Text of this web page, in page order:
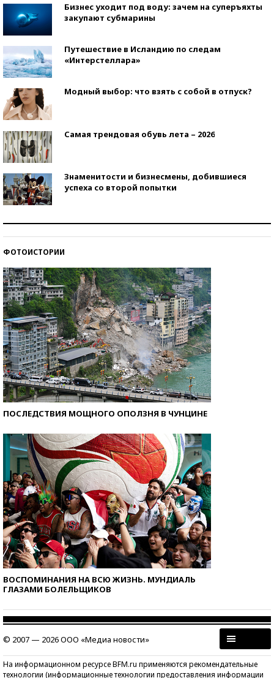
Бизнес уходит под воду: зачем на суперъяхты
закупают субмарины
Путешествие в Исландию по следам
«Интерстеллара»
Модный выбор: что взять с собой в отпуск?
Самая трендовая обувь лета – 2026
Знаменитости и бизнесмены, добившиеся
успеха со второй попытки
ФОТОИСТОРИИ
ПОСЛЕДСТВИЯ МОЩНОГО ОПОЛЗНЯ В ЧУНЦИНЕ
ВОСПОМИНАНИЯ НА ВСЮ ЖИЗНЬ. МУНДИАЛЬ
ГЛАЗАМИ БОЛЕЛЬЩИКОВ
© 2007 — 2026 ООО «Медиа новости»
На информационном ресурсе BFM.ru применяются рекомендательные
технологии (информационные технологии предоставления информации